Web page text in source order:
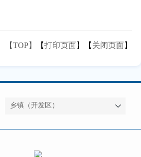
【TOP】 【打印页面】【 关闭页面】
乡镇（开发区）